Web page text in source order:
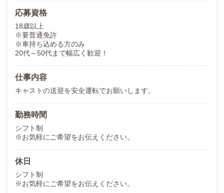
応募資格
18歳以上
※要普通免許
※車持ち込める方のみ
20代～50代まで幅広く歓迎！
仕事内容
キャストの送迎を安全運転でお願いします。
勤務時間
シフト制
※お気軽にご希望をお伝えください。
休日
シフト制
※お気軽にご希望をお伝えください。